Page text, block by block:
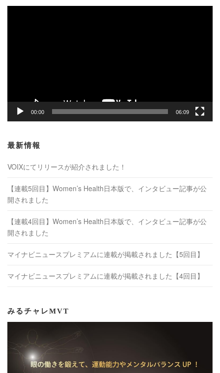
00:00 06:09
最新情報
VOIXにてリリースが紹介されました！
【連載5回目】Women’s Health日本版で、インタビュー記事が公
開されました
【連載4回目】Women’s Health日本版で、インタビュー記事が公
開されました
マイナビニュースプレミアムに連載が掲載されました【5回目】
マイナビニュースプレミアムに連載が掲載されました【4回目】
みるチャレMVT